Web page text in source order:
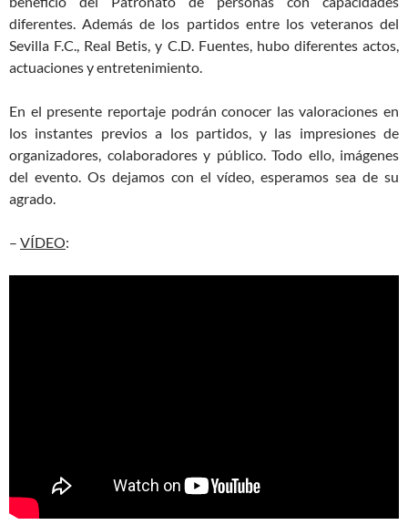
diferentes. Además de los partidos entre los veteranos del
Sevilla F.C., Real Betis, y C.D. Fuentes, hubo diferentes actos,
actuaciones y entretenimiento.
En el presente reportaje podrán conocer las valoraciones en
los instantes previos a los partidos, y las impresiones de
organizadores, colaboradores y público. Todo ello, imágenes
del evento. Os dejamos con el vídeo, esperamos sea de su
agrado.
– VÍDEO: